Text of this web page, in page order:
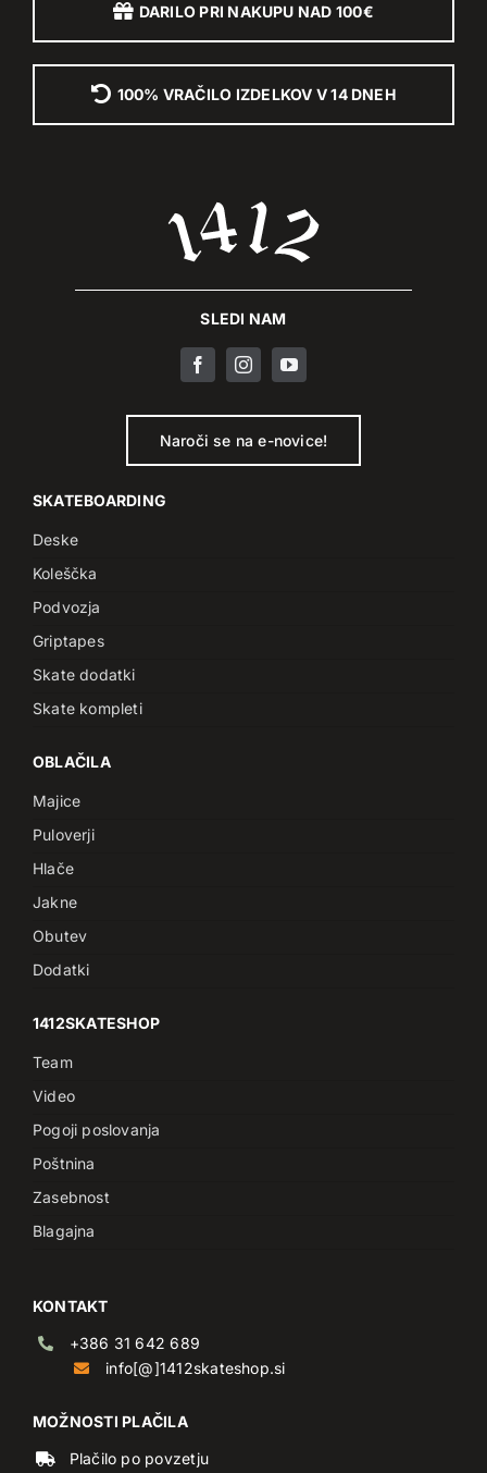
DARILO PRI NAKUPU NAD 100€
100% VRAČILO IZDELKOV V 14 DNEH
SLEDI NAM
Naroči se na e-novice!
SKATEBOARDING
Deske
Koleščka
Podvozja
Griptapes
Skate dodatki
Skate kompleti
OBLAČILA
Majice
Puloverji
Hlače
Jakne
Obutev
Dodatki
1412SKATESHOP
Team
Video
Pogoji poslovanja
Poštnina
Zasebnost
Blagajna
KONTAKT
+386 31 642 689
info[@]1412skateshop.si
MOŽNOSTI PLAČILA
Plačilo po povzetju